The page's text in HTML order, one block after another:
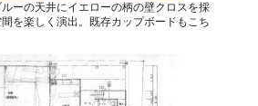
ーの天井にイエローの柄の壁クロスを採
を楽しく演出。既存カップボードもこち